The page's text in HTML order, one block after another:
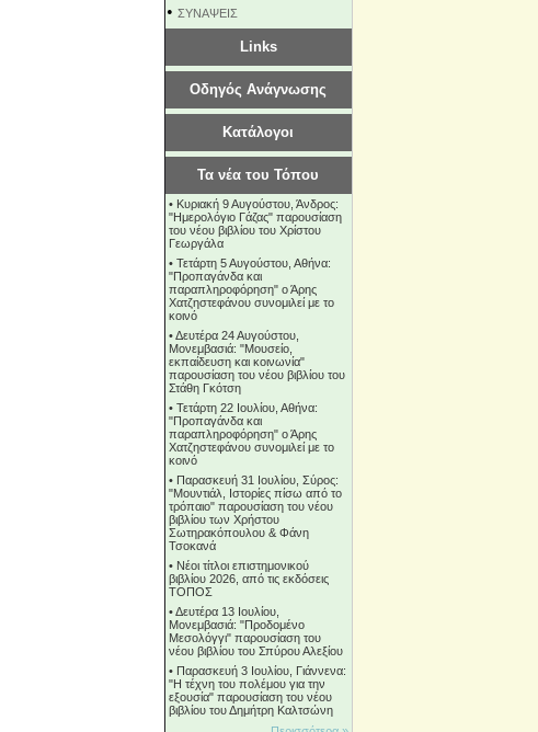
• ΣΥΝΑΨΕΙΣ
Links
Οδηγός Ανάγνωσης
Κατάλογοι
Τα νέα του Τόπου
• Κυριακή 9 Αυγούστου, Άνδρος:
"Ημερολόγιο Γάζας" παρουσίαση
του νέου βιβλίου του Χρίστου
Γεωργάλα
• Τετάρτη 5 Αυγούστου, Αθήνα:
"Προπαγάνδα και
παραπληροφόρηση" ο Άρης
Χατζηστεφάνου συνομιλεί με το
κοινό
•Δευτέρα 24 Αυγούστου,
Μονεμβασιά: "Μουσείο,
εκπαίδευση και κοινωνία"
παρουσίαση του νέου βιβλίου του
Στάθη Γκότση
• Τετάρτη 22 Ιουλίου, Αθήνα:
"Προπαγάνδα και
παραπληροφόρηση" ο Άρης
Χατζηστεφάνου συνομιλεί με το
κοινό
• Παρασκευή 31 Ιουλίου, Σύρος:
"Μουντιάλ, Ιστορίες πίσω από το
τρόπαιο" παρουσίαση του νέου
βιβλίου των Χρήστου
Σωτηρακόπουλου & Φάνη
Τσοκανά
• Νέοι τίτλοι επιστημονικού
βιβλίου 2026, από τις εκδόσεις
ΤΟΠΟΣ
•Δευτέρα 13 Ιουλίου,
Μονεμβασιά: "Προδομένο
Μεσολόγγι" παρουσίαση του
νέου βιβλίου του Σπύρου Αλεξίου
• Παρασκευή 3 Ιουλίου, Γιάννενα:
"Η τέχνη του πολέμου για την
εξουσία" παρουσίαση του νέου
βιβλίου του Δημήτρη Καλτσώνη